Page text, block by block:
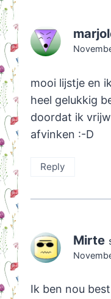
mooi lijstje en
heel gelukkig
doordat ik
afvinken :-D
Reply
Mirte
Ik ben nou